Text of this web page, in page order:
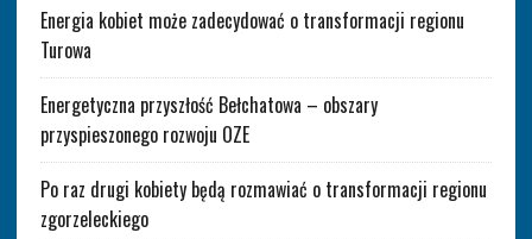
Energia kobiet może zadecydować o transformacji regionu
Turowa
Energetyczna przyszłość Bełchatowa – obszary
przyspieszonego rozwoju OZE
Po raz drugi kobiety będą rozmawiać o transformacji regionu
zgorzeleckiego